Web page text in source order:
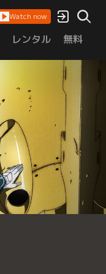
Watch now
レンタル 無料